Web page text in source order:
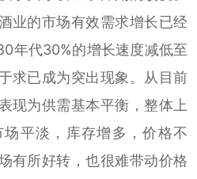
业的市场有效需求增长已经
年代30%的增长速度减低至
求已成为突出现象。从目前
现为供需基本平衡，整体上
平淡，库存增多，价格不
有所好转，也很难带动价格